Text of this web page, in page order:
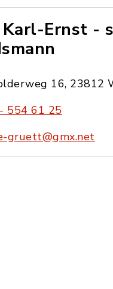
Ernst -
16, 23812
554 61 25
gruett@gmx.net